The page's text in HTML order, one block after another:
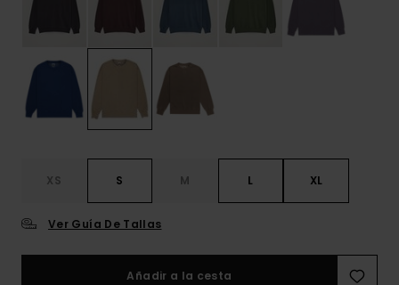
XS S M L XL
Ver Guía De Tallas
Añadir a la cesta